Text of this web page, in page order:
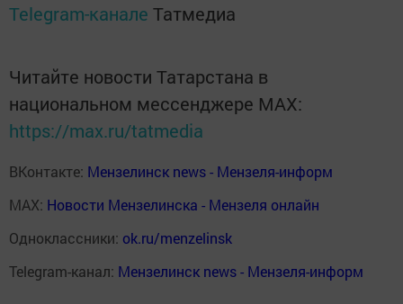
Telegram-канале Татмедиа
Читайте новости Татарстана в
национальном мессенджере MАХ:
https://max.ru/tatmedia
ВКонтакте: Мензелинск news - Мензеля-информ
MAX: Новости Мензелинска - Мензеля онлайн
Одноклассники: ok.ru/menzelinsk
Telegram-канал: Мензелинск news - Мензеля-информ